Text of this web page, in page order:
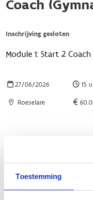
Toestemming